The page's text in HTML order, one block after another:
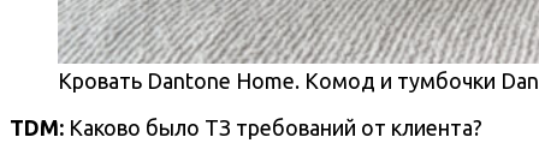
Кровать Dantone Home. Комод и тумбочки
TDM: Каково было ТЗ требований от клиента?